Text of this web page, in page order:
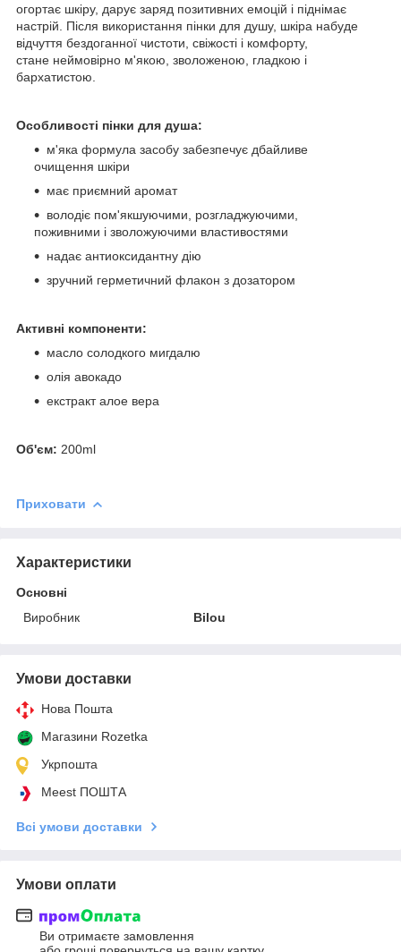
огортає шкіру, дарує заряд позитивних емоцій і піднімає
настрій. Після використання пінки для душу, шкіра набуде
відчуття бездоганної чистоти, свіжості і комфорту,
стане неймовірно м'якою, зволоженою, гладкою і
бархатистою.
Особливості пінки для душа:
м'яка формула засобу забезпечує дбайливе
очищення шкіри
має приємний аромат
володіє пом'якшуючими, розгладжуючими,
поживними і зволожуючими властивостями
надає антиоксидантну дію
зручний герметичний флакон з дозатором
Активні компоненти:
масло солодкого мигдалю
олія авокадо
екстракт алое вера
Об'єм: 200ml
Приховати
Характеристики
Основні
Виробник
Bilou
Умови доставки
Нова Пошта
Магазини Rozetka
Укрпошта
Meest ПОШТА
Всі умови доставки
Умови оплати
Ви отримаєте замовлення